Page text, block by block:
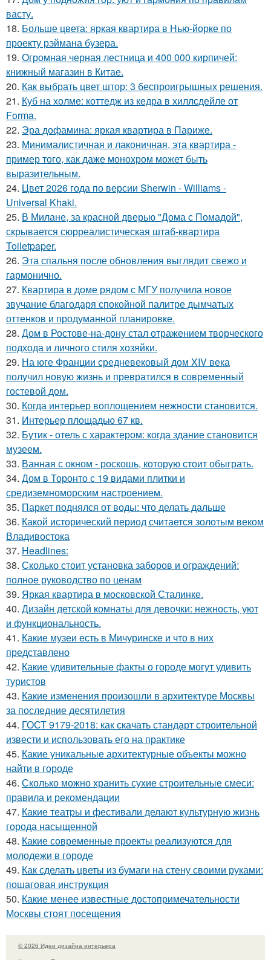
васту.
18. Больше цвета: яркая квартира в Нью-йорке по
проекту рэймана бузера.
19. Огромная черная лестница и 400 000 кирпичей:
книжный магазин в Китае.
20. Как выбрать цвет штор: 3 беспроигрышных решения.
21. Куб на холме: коттедж из кедра в хиллсдейле от
Forma.
22. Эра дофамина: яркая квартира в Париже.
23. Минималистичная и лаконичная, эта квартира -
пример того, как даже монохром может быть
выразительным.
24. Цвет 2026 года по версии Sherwin - Williams -
Universal Khaki.
25. В Милане, за красной дверью "Дома с Помадой",
скрывается сюрреалистическая штаб-квартира
Toiletpaper.
26. Эта спальня после обновления выглядит свежо и
гармонично.
27. Квартира в доме рядом с МГУ получила новое
звучание благодаря спокойной палитре дымчатых
оттенков и продуманной планировке.
28. Дом в Ростове-на-дону стал отражением творческого
подхода и личного стиля хозяйки.
29. На юге Франции средневековый дом XIV века
получил новую жизнь и превратился в современный
гостевой дом.
30. Когда интерьер воплощением нежности становится.
31. Интерьер площадью 67 кв.
32. Бутик - отель с характером: когда здание становится
музеем.
33. Ванная с окном - роскошь, которую стоит обыграть.
34. Дом в Торонто с 19 видами плитки и
средиземноморским настроением.
35. Паркет поднялся от воды: что делать дальше
36. Какой исторический период считается золотым веком
Владивостока
37. Headlines:
38. Сколько стоит установка заборов и ограждений:
полное руководство по ценам
39. Яркая квартира в московской Сталинке.
40. Дизайн детской комнаты для девочки: нежность, уют
и функциональность.
41. Какие музеи есть в Мичуринске и что в них
представлено
42. Какие удивительные факты о городе могут удивить
туристов
43. Какие изменения произошли в архитектуре Москвы
за последние десятилетия
44. ГОСТ 9179-2018: как скачать стандарт строительной
извести и использовать его на практике
45. Какие уникальные архитектурные объекты можно
найти в городе
46. Сколько можно хранить сухие строительные смеси:
правила и рекомендации
47. Какие театры и фестивали делают культурную жизнь
города насыщенной
48. Какие современные проекты реализуются для
молодежи в городе
49. Как сделать цветы из бумаги на стену своими руками:
пошаговая инструкция
50. Какие менее известные достопримечательности
Москвы стоят посещения
© 2026 Идеи дизайна интерьера